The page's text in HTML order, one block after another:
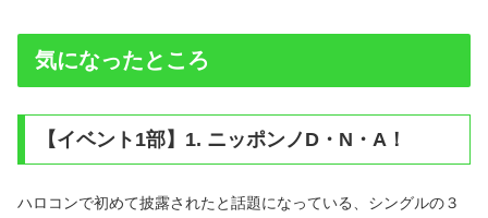
気になったところ
【イベント1部】1. ニッポンノD・N・A！
ハロコンで初めて披露されたと話題になっている、シングルの３